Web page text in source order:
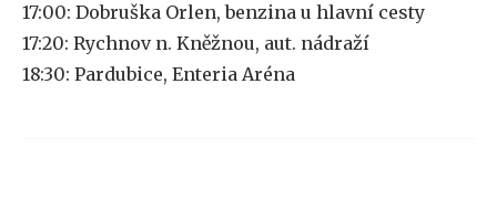
17:00: Dobruška Orlen, benzina u hlavní cesty
17:20: Rychnov n. Kněžnou, aut. nádraží
18:30: Pardubice, Enteria Aréna